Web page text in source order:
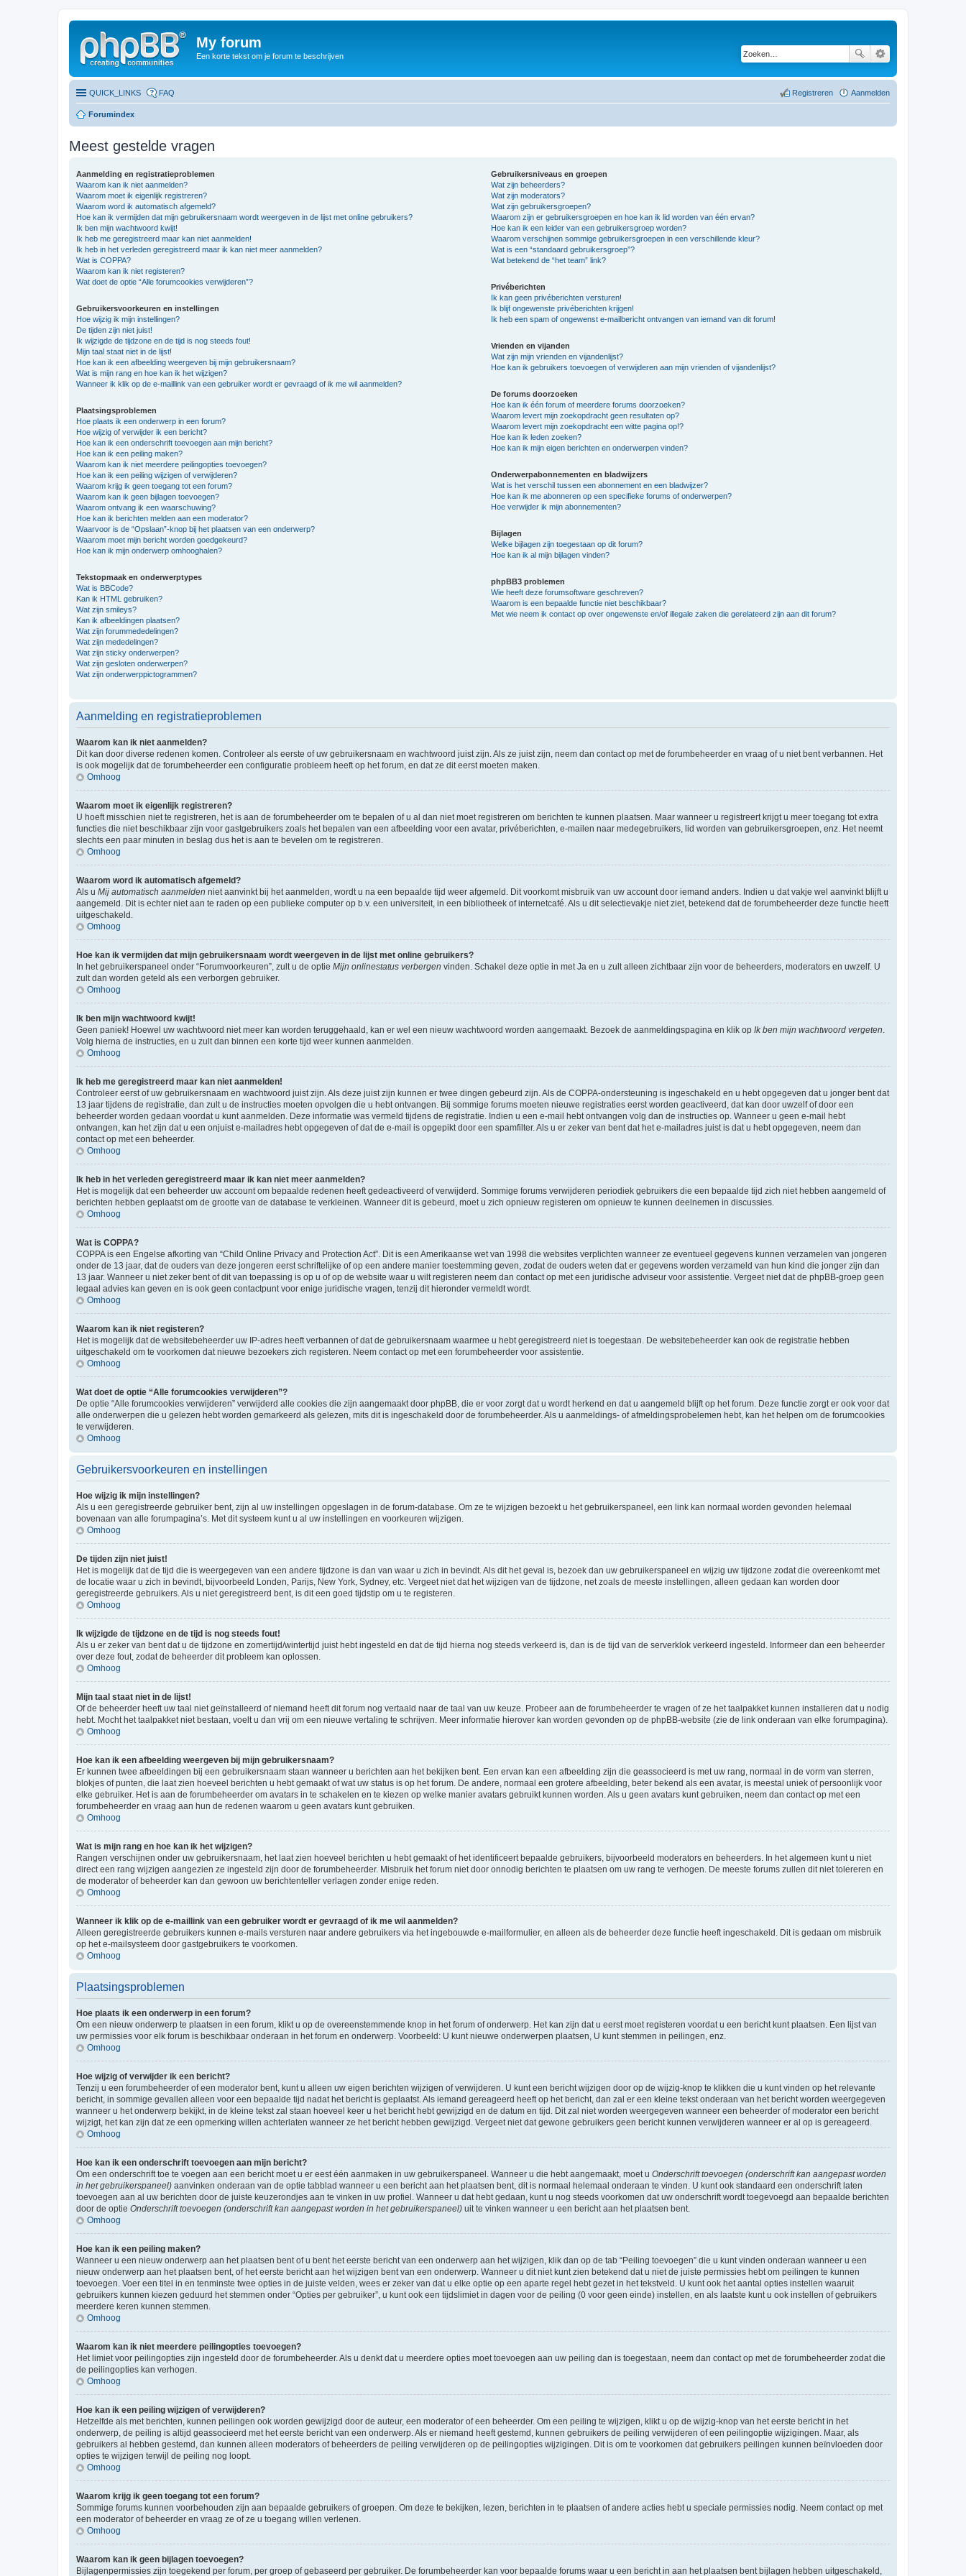
My forum
Een korte tekst om je forum te beschrijven
QUICK_LINKS FAQ Aanmelden
Registreren
Forumindex
Meest gestelde vragen
Aanmelding en registratieproblemen
Waarom kan ik niet aanmelden?
Waarom moet ik eigenlijk registreren?
Waarom word ik automatisch afgemeld?
Hoe kan ik vermijden dat mijn gebruikersnaam wordt weergeven in de lijst met online gebruikers?
Ik ben mijn wachtwoord kwijt!
Ik heb me geregistreerd maar kan niet aanmelden!
Ik heb in het verleden geregistreerd maar ik kan niet meer aanmelden?
Wat is COPPA?
Waarom kan ik niet registeren?
Wat doet de optie “Alle forumcookies verwijderen”?
Gebruikersvoorkeuren en instellingen
Hoe wijzig ik mijn instellingen?
De tijden zijn niet juist!
Ik wijzigde de tijdzone en de tijd is nog steeds fout!
Mijn taal staat niet in de lijst!
Hoe kan ik een afbeelding weergeven bij mijn gebruikersnaam?
Wat is mijn rang en hoe kan ik het wijzigen?
Wanneer ik klik op de e-maillink van een gebruiker wordt er gevraagd of ik me wil aanmelden?
Plaatsingsproblemen
Hoe plaats ik een onderwerp in een forum?
Hoe wijzig of verwijder ik een bericht?
Hoe kan ik een onderschrift toevoegen aan mijn bericht?
Hoe kan ik een peiling maken?
Waarom kan ik niet meerdere peilingopties toevoegen?
Hoe kan ik een peiling wijzigen of verwijderen?
Waarom krijg ik geen toegang tot een forum?
Waarom kan ik geen bijlagen toevoegen?
Waarom ontvang ik een waarschuwing?
Hoe kan ik berichten melden aan een moderator?
Waarvoor is de “Opslaan”-knop bij het plaatsen van een onderwerp?
Waarom moet mijn bericht worden goedgekeurd?
Hoe kan ik mijn onderwerp omhooghalen?
Tekstopmaak en onderwerptypes
Wat is BBCode?
Kan ik HTML gebruiken?
Wat zijn smileys?
Kan ik afbeeldingen plaatsen?
Wat zijn forummededelingen?
Wat zijn mededelingen?
Wat zijn sticky onderwerpen?
Wat zijn gesloten onderwerpen?
Wat zijn onderwerppictogrammen?
Gebruikersniveaus en groepen
Wat zijn beheerders?
Wat zijn moderators?
Wat zijn gebruikersgroepen?
Waarom zijn er gebruikersgroepen en hoe kan ik lid worden van één ervan?
Hoe kan ik een leider van een gebruikersgroep worden?
Waarom verschijnen sommige gebruikersgroepen in een verschillende kleur?
Wat is een “standaard gebruikersgroep”?
Wat betekend de “het team” link?
Privéberichten
Ik kan geen privéberichten versturen!
Ik blijf ongewenste privéberichten krijgen!
Ik heb een spam of ongewenst e-mailbericht ontvangen van iemand van dit forum!
Vrienden en vijanden
Wat zijn mijn vrienden en vijandenlijst?
Hoe kan ik gebruikers toevoegen of verwijderen aan mijn vrienden of vijandenlijst?
De forums doorzoeken
Hoe kan ik één forum of meerdere forums doorzoeken?
Waarom levert mijn zoekopdracht geen resultaten op?
Waarom levert mijn zoekopdracht een witte pagina op!?
Hoe kan ik leden zoeken?
Hoe kan ik mijn eigen berichten en onderwerpen vinden?
Onderwerpabonnementen en bladwijzers
Wat is het verschil tussen een abonnement en een bladwijzer?
Hoe kan ik me abonneren op een specifieke forums of onderwerpen?
Hoe verwijder ik mijn abonnementen?
Bijlagen
Welke bijlagen zijn toegestaan op dit forum?
Hoe kan ik al mijn bijlagen vinden?
phpBB3 problemen
Wie heeft deze forumsoftware geschreven?
Waarom is een bepaalde functie niet beschikbaar?
Met wie neem ik contact op over ongewenste en/of illegale zaken die gerelateerd zijn aan dit forum?
Aanmelding en registratieproblemen
Waarom kan ik niet aanmelden?
Dit kan door diverse redenen komen. Controleer als eerste of uw gebruikersnaam en wachtwoord juist zijn. Als ze juist zijn, neem dan contact op met de forumbeheerder en vraag of u niet bent verbannen. Het
is ook mogelijk dat de forumbeheerder een configuratie probleem heeft op het forum, en dat ze dit eerst moeten maken.
Omhoog
Waarom moet ik eigenlijk registreren?
U hoeft misschien niet te registreren, het is aan de forumbeheerder om te bepalen of u al dan niet moet registreren om berichten te kunnen plaatsen. Maar wanneer u registreert krijgt u meer toegang tot extra
functies die niet beschikbaar zijn voor gastgebruikers zoals het bepalen van een afbeelding voor een avatar, privéberichten, e-mailen naar medegebruikers, lid worden van gebruikersgroepen, enz. Het neemt
slechts een paar minuten in beslag dus het is aan te bevelen om te registreren.
Omhoog
Waarom word ik automatisch afgemeld?
Als u Mij automatisch aanmelden niet aanvinkt bij het aanmelden, wordt u na een bepaalde tijd weer afgemeld. Dit voorkomt misbruik van uw account door iemand anders. Indien u dat vakje wel aanvinkt blijft u
aangemeld. Dit is echter niet aan te raden op een publieke computer op b.v. een universiteit, in een bibliotheek of internetcafé. Als u dit selectievakje niet ziet, betekend dat de forumbeheerder deze functie heeft
uitgeschakeld.
Omhoog
Hoe kan ik vermijden dat mijn gebruikersnaam wordt weergeven in de lijst met online gebruikers?
In het gebruikerspaneel onder “Forumvoorkeuren”, zult u de optie Mijn onlinestatus verbergen vinden. Schakel deze optie in met Ja en u zult alleen zichtbaar zijn voor de beheerders, moderators en uwzelf. U
zult dan worden geteld als een verborgen gebruiker.
Omhoog
Ik ben mijn wachtwoord kwijt!
Geen paniek! Hoewel uw wachtwoord niet meer kan worden teruggehaald, kan er wel een nieuw wachtwoord worden aangemaakt. Bezoek de aanmeldingspagina en klik op Ik ben mijn wachtwoord vergeten
Volg hierna de instructies, en u zult dan binnen een korte tijd weer kunnen aanmelden.
Omhoog
Ik heb me geregistreerd maar kan niet aanmelden!
Controleer eerst of uw gebruikersnaam en wachtwoord juist zijn. Als deze juist zijn kunnen er twee dingen gebeurd zijn. Als de COPPA-ondersteuning is ingeschakeld en u hebt opgegeven dat u jonger bent dat
13 jaar tijdens de registratie, dan zult u de instructies moeten opvolgen die u hebt ontvangen. Bij sommige forums moeten nieuwe registraties eerst worden geactiveerd, dat kan door uwzelf of door een
beheerder worden gedaan voordat u kunt aanmelden. Deze informatie was vermeld tijdens de registratie. Indien u een e-mail hebt ontvangen volg dan de instructies op. Wanneer u geen e-mail hebt
ontvangen, kan het zijn dat u een onjuist e-mailadres hebt opgegeven of dat de e-mail is opgepikt door een spamfilter. Als u er zeker van bent dat het e-mailadres juist is dat u hebt opgegeven, neem dan
contact op met een beheerder.
Omhoog
Ik heb in het verleden geregistreerd maar ik kan niet meer aanmelden?
Het is mogelijk dat een beheerder uw account om bepaalde redenen heeft gedeactiveerd of verwijderd. Sommige forums verwijderen periodiek gebruikers die een bepaalde tijd zich niet hebben aangemeld of
berichten hebben geplaatst om de grootte van de database te verkleinen. Wanneer dit is gebeurd, moet u zich opnieuw registeren om opnieuw te kunnen deelnemen in discussies.
Omhoog
Wat is COPPA?
COPPA is een Engelse afkorting van “Child Online Privacy and Protection Act”. Dit is een Amerikaanse wet van 1998 die websites verplichten wanneer ze eventueel gegevens kunnen verzamelen van jongeren
onder de 13 jaar, dat de ouders van deze jongeren eerst schriftelijke of op een andere manier toestemming geven, zodat de ouders weten dat er gegevens worden verzameld van hun kind die jonger zijn dan
13 jaar. Wanneer u niet zeker bent of dit van toepassing is op u of op de website waar u wilt registeren neem dan contact op met een juridische adviseur voor assistentie. Vergeet niet dat de phpBB-groep geen
legaal advies kan geven en is ook geen contactpunt voor enige juridische vragen, tenzij dit hieronder vermeldt wordt.
Omhoog
Waarom kan ik niet registeren?
Het is mogelijk dat de websitebeheerder uw IP-adres heeft verbannen of dat de gebruikersnaam waarmee u hebt geregistreerd niet is toegestaan. De websitebeheerder kan ook de registratie hebben
uitgeschakeld om te voorkomen dat nieuwe bezoekers zich registeren. Neem contact op met een forumbeheerder voor assistentie.
Omhoog
Wat doet de optie “Alle forumcookies verwijderen”?
De optie “Alle forumcookies verwijderen” verwijderd alle cookies die zijn aangemaakt door phpBB, die er voor zorgt dat u wordt herkend en dat u aangemeld blijft op het forum. Deze functie zorgt er ook voor dat
alle onderwerpen die u gelezen hebt worden gemarkeerd als gelezen, mits dit is ingeschakeld door de forumbeheerder. Als u aanmeldings- of afmeldingsprobelemen hebt, kan het helpen om de forumcookies
te verwijderen.
Omhoog
Gebruikersvoorkeuren en instellingen
Hoe wijzig ik mijn instellingen?
Als u een geregistreerde gebruiker bent, zijn al uw instellingen opgeslagen in de forum-database. Om ze te wijzigen bezoekt u het gebruikerspaneel, een link kan normaal worden gevonden helemaal
bovenaan van alle forumpagina’s. Met dit systeem kunt u al uw instellingen en voorkeuren wijzigen.
Omhoog
De tijden zijn niet juist!
Het is mogelijk dat de tijd die is weergegeven van een andere tijdzone is dan van waar u zich in bevindt. Als dit het geval is, bezoek dan uw gebruikerspaneel en wijzig uw tijdzone zodat die overeenkomt met
de locatie waar u zich in bevindt, bijvoorbeeld Londen, Parijs, New York, Sydney, etc. Vergeet niet dat het wijzigen van de tijdzone, net zoals de meeste instellingen, alleen gedaan kan worden door
geregistreerde gebruikers. Als u niet geregistreerd bent, is dit een goed tijdstip om u te registeren.
Omhoog
Ik wijzigde de tijdzone en de tijd is nog steeds fout!
Als u er zeker van bent dat u de tijdzone en zomertijd/wintertijd juist hebt ingesteld en dat de tijd hierna nog steeds verkeerd is, dan is de tijd van de serverklok verkeerd ingesteld. Informeer dan een beheerder
over deze fout, zodat de beheerder dit probleem kan oplossen.
Omhoog
Mijn taal staat niet in de lijst!
Of de beheerder heeft uw taal niet geïnstalleerd of niemand heeft dit forum nog vertaald naar de taal van uw keuze. Probeer aan de forumbeheerder te vragen of ze het taalpakket kunnen installeren dat u nodig
hebt. Mocht het taalpakket niet bestaan, voelt u dan vrij om een nieuwe vertaling te schrijven. Meer informatie hierover kan worden gevonden op de phpBB-website (zie de link onderaan van elke forumpagina).
Omhoog
Hoe kan ik een afbeelding weergeven bij mijn gebruikersnaam?
Er kunnen twee afbeeldingen bij een gebruikersnaam staan wanneer u berichten aan het bekijken bent. Een ervan kan een afbeelding zijn die geassocieerd is met uw rang, normaal in de vorm van sterren,
blokjes of punten, die laat zien hoeveel berichten u hebt gemaakt of wat uw status is op het forum. De andere, normaal een grotere afbeelding, beter bekend als een avatar, is meestal uniek of persoonlijk voor
elke gebruiker. Het is aan de forumbeheerder om avatars in te schakelen en te kiezen op welke manier avatars gebruikt kunnen worden. Als u geen avatars kunt gebruiken, neem dan contact op met een
forumbeheerder en vraag aan hun de redenen waarom u geen avatars kunt gebruiken.
Omhoog
Wat is mijn rang en hoe kan ik het wijzigen?
Rangen verschijnen onder uw gebruikersnaam, het laat zien hoeveel berichten u hebt gemaakt of het identificeert bepaalde gebruikers, bijvoorbeeld moderators en beheerders. In het algemeen kunt u niet
direct een rang wijzigen aangezien ze ingesteld zijn door de forumbeheerder. Misbruik het forum niet door onnodig berichten te plaatsen om uw rang te verhogen. De meeste forums zullen dit niet tolereren en
de moderator of beheerder kan dan gewoon uw berichtenteller verlagen zonder enige reden.
Omhoog
Wanneer ik klik op de e-maillink van een gebruiker wordt er gevraagd of ik me wil aanmelden?
Alleen geregistreerde gebruikers kunnen e-mails versturen naar andere gebruikers via het ingebouwde e-mailformulier, en alleen als de beheerder deze functie heeft ingeschakeld. Dit is gedaan om misbruik
op het e-mailsysteem door gastgebruikers te voorkomen.
Omhoog
Plaatsingsproblemen
Hoe plaats ik een onderwerp in een forum?
Om een nieuw onderwerp te plaatsen in een forum, klikt u op de overeenstemmende knop in het forum of onderwerp. Het kan zijn dat u eerst moet registeren voordat u een bericht kunt plaatsen. Een lijst van
uw permissies voor elk forum is beschikbaar onderaan in het forum en onderwerp. Voorbeeld: U kunt nieuwe onderwerpen plaatsen, U kunt stemmen in peilingen, enz.
Omhoog
Hoe wijzig of verwijder ik een bericht?
Tenzij u een forumbeheerder of een moderator bent, kunt u alleen uw eigen berichten wijzigen of verwijderen. U kunt een bericht wijzigen door op de wijzig-knop te klikken die u kunt vinden op het relevante
bericht, in sommige gevallen alleen voor een bepaalde tijd nadat het bericht is geplaatst. Als iemand gereageerd heeft op het bericht, dan zal er een kleine tekst onderaan van het bericht worden weergegeven
wanneer u het onderwerp bekijkt, in de kleine tekst zal staan hoeveel keer u het bericht hebt gewijzigd en de datum en tijd. Dit zal niet worden weergegeven wanneer een beheerder of moderator een bericht
wijzigt, het kan zijn dat ze een opmerking willen achterlaten wanneer ze het bericht hebben gewijzigd. Vergeet niet dat gewone gebruikers geen bericht kunnen verwijderen wanneer er al op is gereageerd.
Omhoog
Hoe kan ik een onderschrift toevoegen aan mijn bericht?
Om een onderschrift toe te voegen aan een bericht moet u er eest één aanmaken in uw gebruikerspaneel. Wanneer u die hebt aangemaakt, moet u Onderschrift toevoegen (onderschrift kan aangepast worden
in het gebruikerspaneel) aanvinken onderaan van de optie tabblad wanneer u een bericht aan het plaatsen bent, dit is normaal helemaal onderaan te vinden. U kunt ook standaard een onderschrift laten
toevoegen aan al uw berichten door de juiste keuzerondjes aan te vinken in uw profiel. Wanneer u dat hebt gedaan, kunt u nog steeds voorkomen dat uw onderschrift wordt toegevoegd aan bepaalde berichten
door de optie Onderschrift toevoegen (onderschrift kan aangepast worden in het gebruikerspaneel) uit te vinken wanneer u een bericht aan het plaatsen bent.
Omhoog
Hoe kan ik een peiling maken?
Wanneer u een nieuw onderwerp aan het plaatsen bent of u bent het eerste bericht van een onderwerp aan het wijzigen, klik dan op de tab “Peiling toevoegen” die u kunt vinden onderaan wanneer u een
nieuw onderwerp aan het plaatsen bent, of het eerste bericht aan het wijzigen bent van een onderwerp. Wanneer u dit niet kunt zien betekend dat u niet de juiste permissies hebt om peilingen te kunnen
toevoegen. Voer een titel in en tenminste twee opties in de juiste velden, wees er zeker van dat u elke optie op een aparte regel hebt gezet in het tekstveld. U kunt ook het aantal opties instellen waaruit
gebruikers kunnen kiezen geduurd het stemmen onder “Opties per gebruiker”, u kunt ook een tijdslimiet in dagen voor de peiling (0 voor geen einde) instellen, en als laatste kunt u ook instellen of gebruikers
meerdere keren kunnen stemmen.
Omhoog
Waarom kan ik niet meerdere peilingopties toevoegen?
Het limiet voor peilingopties zijn ingesteld door de forumbeheerder. Als u denkt dat u meerdere opties moet toevoegen aan uw peiling dan is toegestaan, neem dan contact op met de forumbeheerder zodat die
de peilingopties kan verhogen.
Omhoog
Hoe kan ik een peiling wijzigen of verwijderen?
Hetzelfde als met berichten, kunnen peilingen ook worden gewijzigd door de auteur, een moderator of een beheerder. Om een peiling te wijzigen, klikt u op de wijzig-knop van het eerste bericht in het
onderwerp, de peiling is altijd geassocieerd met het eerste bericht van een onderwerp. Als er niemand heeft gestemd, kunnen gebruikers de peiling verwijderen of een peilingoptie wijzigingen. Maar, als
gebruikers al hebben gestemd, dan kunnen alleen moderators of beheerders de peiling verwijderen op de peilingopties wijzigingen. Dit is om te voorkomen dat gebruikers peilingen kunnen beïnvloeden door
opties te wijzigen terwijl de peiling nog loopt.
Omhoog
Waarom krijg ik geen toegang tot een forum?
Sommige forums kunnen voorbehouden zijn aan bepaalde gebruikers of groepen. Om deze te bekijken, lezen, berichten in te plaatsen of andere acties hebt u speciale permissies nodig. Neem contact op met
een moderator of beheerder en vraag ze of ze u toegang willen verlenen.
Omhoog
Waarom kan ik geen bijlagen toevoegen?
Bijlagenpermissies zijn toegekend per forum, per groep of gebaseerd per gebruiker. De forumbeheerder kan voor bepaalde forums waar u een bericht in aan het plaatsen bent bijlagen hebben uitgeschakeld,